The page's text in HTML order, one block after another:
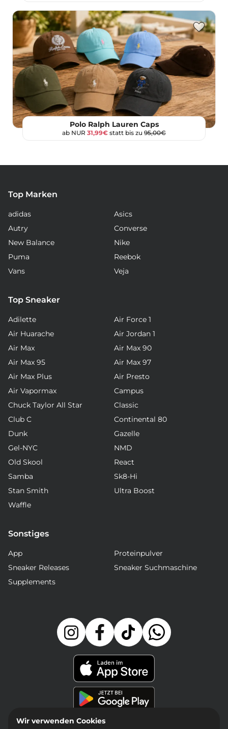
Polo Ralph Lauren Caps
ab NUR 31,99€ statt bis zu 95,00€
Top Marken
adidas
Asics
Autry
Converse
New Balance
Nike
Puma
Reebok
Vans
Veja
Top Sneaker
Adilette
Air Force 1
Air Huarache
Air Jordan 1
Air Max
Air Max 90
Air Max 95
Air Max 97
Air Max Plus
Air Presto
Air Vapormax
Campus
Chuck Taylor All Star
Classic
Club C
Continental 80
Dunk
Gazelle
Gel-NYC
NMD
Old Skool
React
Samba
Sk8-Hi
Stan Smith
Ultra Boost
Waffle
Sonstiges
App
Proteinpulver
Sneaker Releases
Sneaker Suchmaschine
Supplements
Wir verwenden Cookies